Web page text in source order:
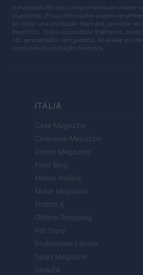
A Investindo365 está comprometida em manter
atualizadas. Essas informações podem ser
ao visitar uma instituição financeira, provedor de
específico. Todos os produtos financeiros,
são apresentados sem garantia. Ao avaliar as
condições da instituição financeira.
ITÁLIA
Casa Magazine
Cineverse Magazine
Donne Magazine
Food Blog
Milano Notizie
Motor Magazine
Notizie.it
Offerte Shopping
Pet Story
Professione Lavoro
Sport Magazine
Style24